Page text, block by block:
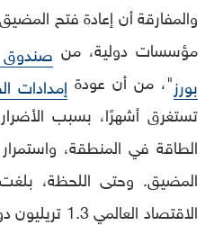
والمفارقة أن إعادة فتح
مؤسسات دولية، من صندوق
بورز"، من أن عودة إمدادات
تستغرق أشهرًا، بسبب
الطاقة في المنطقة،
المضيق. وحتى اللحظة، بلغت
الاقتصاد